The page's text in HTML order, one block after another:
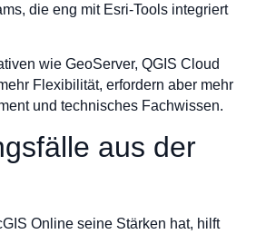
die eng mit Esri-Tools integriert
wie GeoServer, QGIS Cloud
Flexibilität, erfordern aber mehr
und technisches Fachwissen.
aus der
Online seine Stärken hat, hilft